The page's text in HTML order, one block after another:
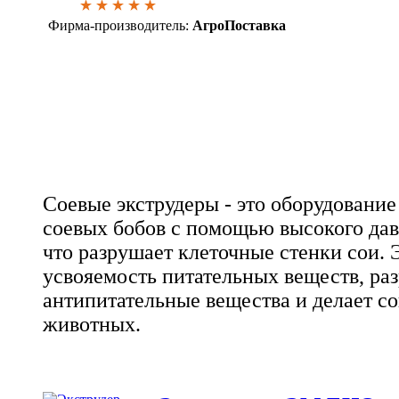
Фирма-производитель: АгроПоставка
Соевые экструдеры - это
соевых бобов с помощью высокого
что разрушает клеточные стенки сои.
усвояемость питательных веществ,
антипитательные вещества и делает
животных.